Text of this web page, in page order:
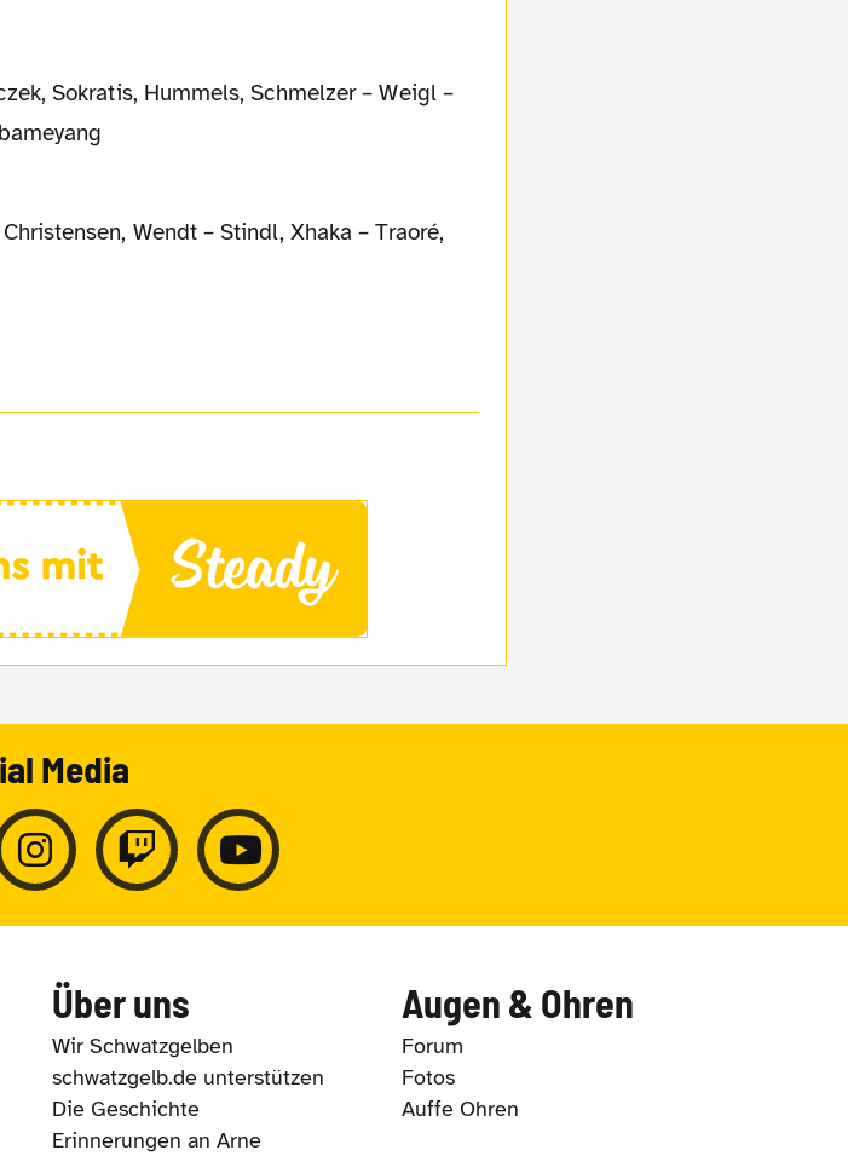
Sokratis, Hummels, Schmelzer – Weigl –
Wendt – Stindl, Xhaka – Traoré,
Media
Über uns
Wir Schwatzgelben
schwatzgelb.de unterstützen
Die Geschichte
Erinnerungen an Arne
Augen & Ohren
Forum
Fotos
Auffe Ohren